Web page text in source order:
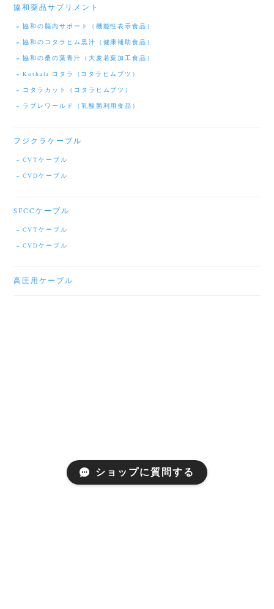
協和薬品サプリメント
協和の脳内サポート（機能性表示食品）
協和のコタラヒム黒汁（健康補助食品）
協和の桑の葉青汁（大麦若葉加工食品）
Kothala コタラ（コタラヒムブツ）
コタラカット（コタラヒムブツ）
ラブレワールド（乳酸菌利用食品）
フジクラケーブル
CVTケーブル
CVDケーブル
SFCCケーブル
CVTケーブル
CVDケーブル
高圧用ケーブル
ショップに質問する